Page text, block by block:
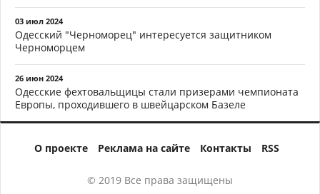
03 июл 2024
Одесский "Черноморец" интересуется защитником
Черноморцем
26 июн 2024
Одесские фехтовальщицы стали призерами чемпионата
Европы, проходившего в швейцарском Базеле
О проекте Реклама на сайте Контакты RSS
© 2019 Все права защищены